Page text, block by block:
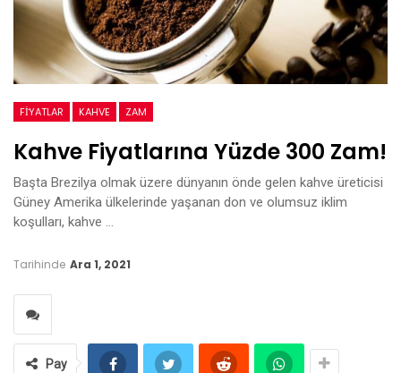
FİYATLAR KAHVE ZAM
Kahve Fiyatlarına Yüzde 300 Zam!
Başta Brezilya olmak üzere dünyanın önde gelen kahve üreticisi
Güney Amerika ülkelerinde yaşanan don ve olumsuz iklim
koşulları, kahve …
Tarihinde Ara 1, 2021
Pay